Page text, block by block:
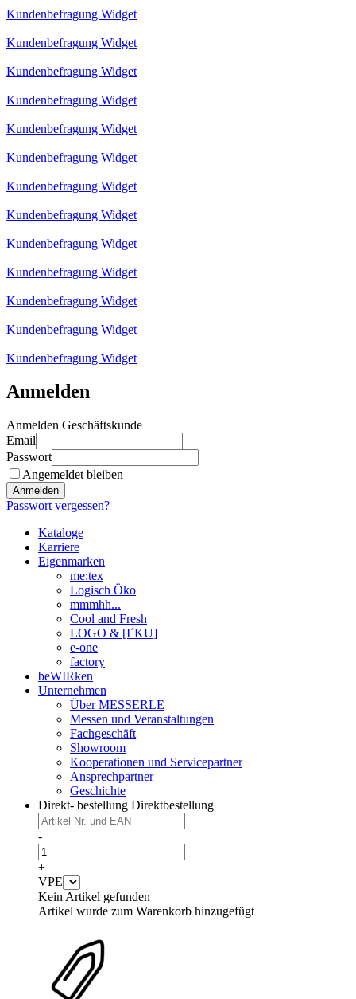
Kundenbefragung Widget
Kundenbefragung Widget
Kundenbefragung Widget
Kundenbefragung Widget
Kundenbefragung Widget
Kundenbefragung Widget
Kundenbefragung Widget
Kundenbefragung Widget
Kundenbefragung Widget
Kundenbefragung Widget
Kundenbefragung Widget
Kundenbefragung Widget
Kundenbefragung Widget
Anmelden
Anmelden Geschäftskunde
Email
Passwort
Angemeldet bleiben
Anmelden
Passwort vergessen?
Kataloge
Karriere
Eigenmarken
me:tex
Logisch Öko
mmmhh...
Cool and Fresh
LOGO & [I´KU]
e-one
factory
beWIRken
Unternehmen
Über MESSERLE
Messen und Veranstaltungen
Fachgeschäft
Showroom
Kooperationen und Servicepartner
Ansprechpartner
Geschichte
Direkt- bestellung Direktbestellung
-
+
VPE
Kein Artikel gefunden
Artikel wurde zum Warenkorb hinzugefügt